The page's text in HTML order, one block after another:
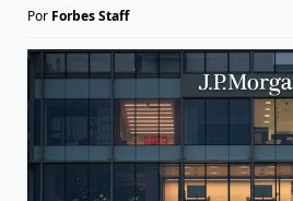
Por Forbes Staff